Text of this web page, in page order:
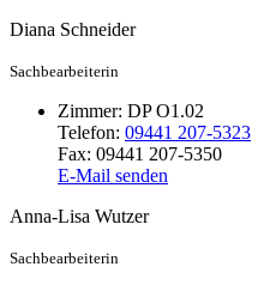
Diana Schneider
Sachbearbeiterin
Zimmer: DP O1.02
Telefon: 09441 207-5323
Fax: 09441 207-5350
E-Mail senden
Anna-Lisa Wutzer
Sachbearbeiterin